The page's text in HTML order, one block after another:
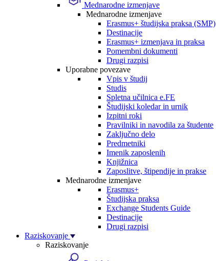
Mednarodne izmenjave
Mednarodne izmenjave
Erasmus+ študijska praksa (SMP)
Destinacije
Erasmus+ izmenjava in praksa
Pomembni dokumenti
Drugi razpisi
Uporabne povezave
Vpis v študij
Studis
Spletna učilnica e.FE
Študijski koledar in urnik
Izpitni roki
Pravilniki in navodila za študente
Zaključno delo
Predmetniki
Imenik zaposlenih
Knjižnica
Zaposlitve, štipendije in prakse
Mednarodne izmenjave
Erasmus+
Študijska praksa
Exchange Students Guide
Destinacije
Drugi razpisi
Raziskovanje
Raziskovanje